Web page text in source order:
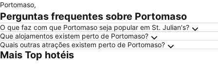
Portomaso,
Perguntas frequentes sobre Portomaso
O que faz com que Portomaso seja popular em St. Julian's?
Que alojamentos existem perto de Portomaso?
Quais outras atrações existem perto de Portomaso?
Mais Top hotéis